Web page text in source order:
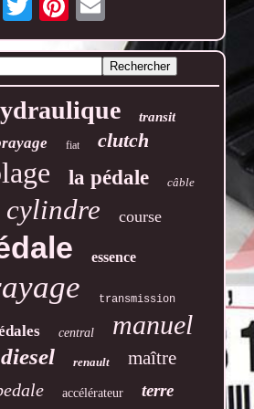
transit
fiat clutch
la pédale câble
cylindre course
essence
transmission
central manuel
diesel renault maître
accélérateur terre